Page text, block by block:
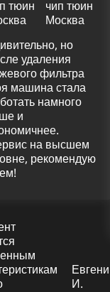
но
удаления
фильтра
машина стала
намного
и
на высшем
рекомендую
И.